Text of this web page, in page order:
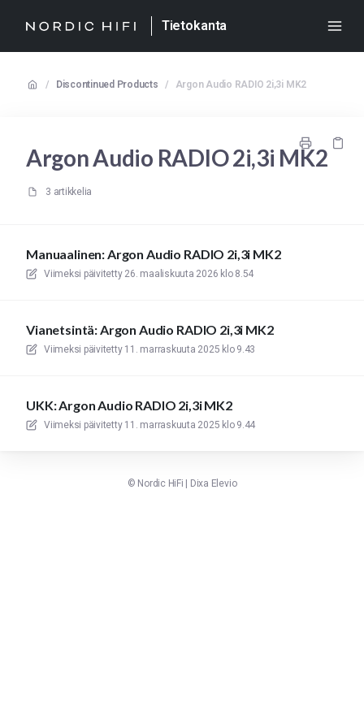
Tietokanta
/ Discontinued Products / Argon Audio RADIO 2i,3i MK2
Argon Audio RADIO 2i,3i MK2
3 artikkelia
Manuaalinen: Argon Audio RADIO 2i,3i MK2
Viimeksi päivitetty 26. maaliskuuta 2026 klo 8.54
Vianetsintä: Argon Audio RADIO 2i,3i MK2
Viimeksi päivitetty 11. marraskuuta 2025 klo 9.43
UKK: Argon Audio RADIO 2i,3i MK2
Viimeksi päivitetty 11. marraskuuta 2025 klo 9.44
© Nordic HiFi Dixa Elevio